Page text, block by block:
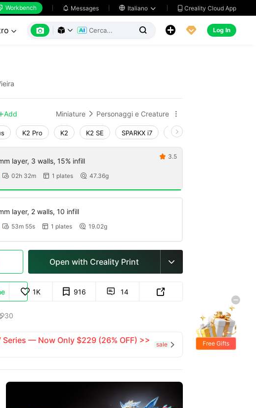
Workbench  Messages  Italiano   Creality Cloud App
       Log In
Add Miniature  Personaggi e Creature 
K2 Pro K2 K2 SE SPARKX i7 Creality Hi
layer, 3 walls, 15% infill
 02h 32m  1 plates  47.36g
 3.5
layer, 2 walls, 10 infill
 53m 55s  1 plates  19.02g
Open with Creality Print 
1K 916  14 
30
Series — Now Only $229 (26% OFF) >>
sale  Free Gifts